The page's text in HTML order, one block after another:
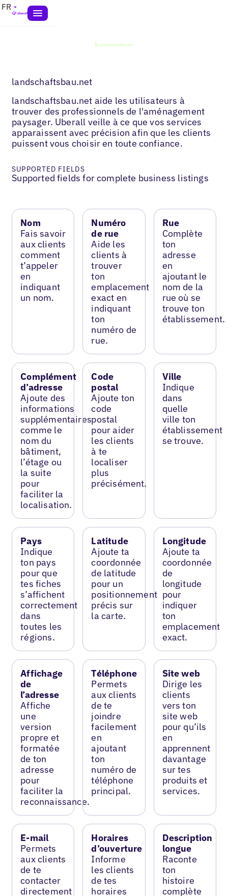
FR
landschaftsbau.net
landschaftsbau.net aide les utilisateurs à
trouver des professionnels de l'aménagement
paysager. Uberall veille à ce que vos services
apparaissent avec précision afin que les clients
puissent vous choisir en toute confiance.
SUPPORTED FIELDS
Supported fields for complete business listings
Nom
Fais savoir
aux clients
comment
t’appeler
en
indiquant
un nom.
Numéro
de rue
Aide les
clients à
trouver
ton
emplacement
exact en
indiquant
ton
numéro de
rue.
Rue
Complète
ton
adresse
en
ajoutant le
nom de la
rue où se
trouve ton
établissement.
Complément
d’adresse
Ajoute des
informations
supplémentaires
comme le
nom du
bâtiment,
l’étage ou
la suite
pour
faciliter la
localisation.
Code
postal
Ajoute ton
code
postal
pour aider
les clients
à te
localiser
plus
précisément.
Ville
Indique
dans
quelle
ville ton
établissement
se trouve.
Pays
Indique
ton pays
pour que
tes fiches
s’affichent
correctement
dans
toutes les
régions.
Latitude
Ajoute ta
coordonnée
de latitude
pour un
positionnement
précis sur
la carte.
Longitude
Ajoute ta
coordonnée
de
longitude
pour
indiquer
ton
emplacement
exact.
Affichage
de
l’adresse
Affiche
une
version
propre et
formatée
de ton
adresse
pour
faciliter la
reconnaissance.
Téléphone
Permets
aux clients
de te
joindre
facilement
en
ajoutant
ton
numéro de
téléphone
principal.
Site web
Dirige les
clients
vers ton
site web
pour qu’ils
en
apprennent
davantage
sur tes
produits et
services.
E-mail
Permets
aux clients
de te
contacter
directement
Horaires
d’ouverture
Informe
les clients
de tes
horaires
Description
longue
Raconte
ton
histoire
complète